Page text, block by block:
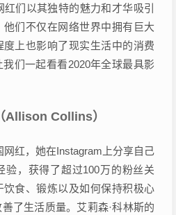
们以其独特的魅力和才华吸引
们不仅在网络世界中拥有巨大
上也影响了现实生活中的消费
们一起看看2020年全球最具影
Allison Collins）
网红，她在Instagram上分享自己
验，获得了超过100万的粉丝关
食、锻炼以及如何保持积极心
了生活质量。艾莉森·科林斯的